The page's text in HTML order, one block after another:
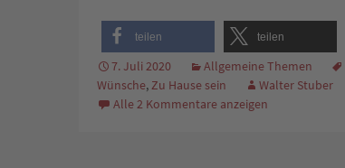
teilen teilen
7. Juli 2020 Allgemeine Themen
Wünsche,Zu Hause sein
Walter Stuber
Alle 2 Kommentare anzeigen